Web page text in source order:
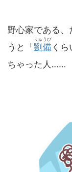
野心家である、
うと「 劉備
りゅうび
く
ちゃった人……